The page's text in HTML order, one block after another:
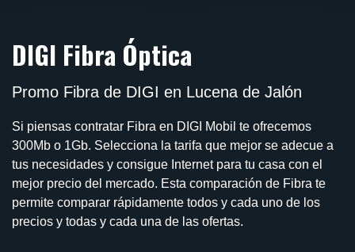
DIGI Fibra Óptica
Promo Fibra de DIGI en Lucena de Jalón
Si piensas contratar Fibra en DIGI Mobil te ofrecemos
300Mb o 1Gb. Selecciona la tarifa que mejor se adecue a
tus necesidades y consigue Internet para tu casa con el
mejor precio del mercado. Esta comparación de Fibra te
permite comparar rápidamente todos y cada uno de los
precios y todas y cada una de las ofertas.